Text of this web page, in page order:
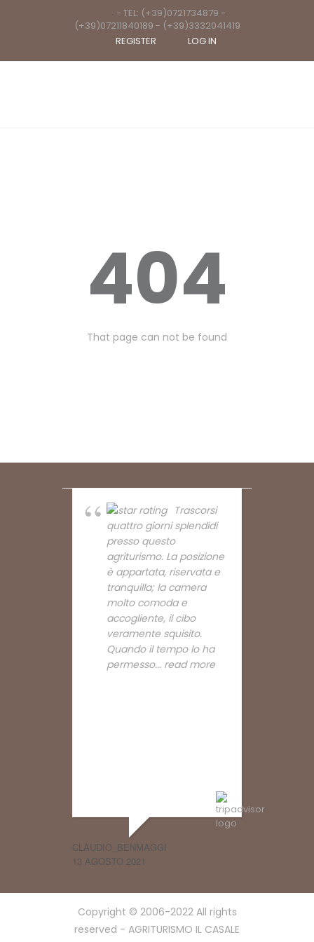
- TEL: (+39)0721734879 -
(+39)07211840189 - (+39)3332041419
LOG IN
REGISTER
404
That page can not be found
Trascorsi
quattro giorni splendidi
presso questo
agriturismo. La posizione
è appartata, riservata e
tranquilla; la camera
molto comoda e
accogliente, il cibo
veramente squisito.
Quando il tempo lo ha
permesso... read more
CLAUDIO_BENMAGGI
13 AGOSTO 2021
Copyright © 2006-2022 All rights
reserved - AGRITURISMO IL CASALE